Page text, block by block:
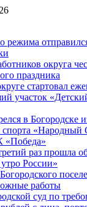
режима
округа
праздника
стартовал
участок
в Богородске
спорта
«Победа»
раз прошла
России»
работы
суд по